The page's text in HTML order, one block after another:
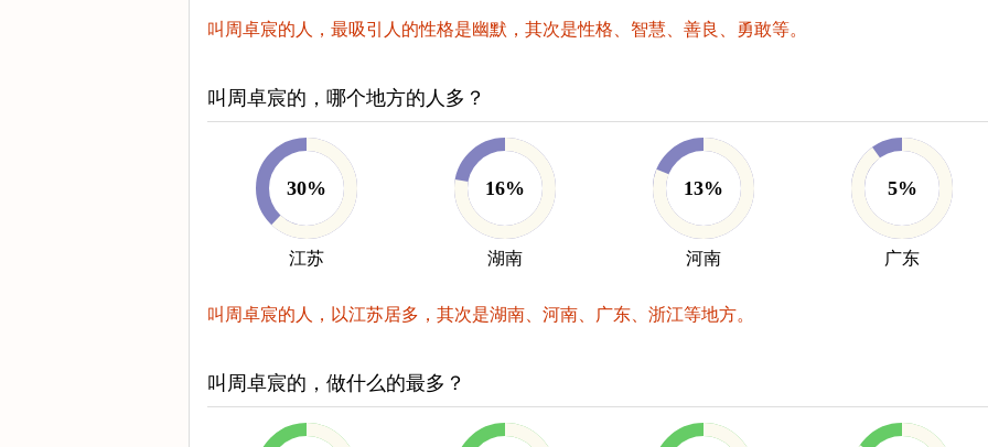
叫周卓宸的人，最吸引人的性格是幽默，其次是性格、智慧、善良、勇敢等。
叫周卓宸的，哪个地方的人多？
30%
江苏
16%
湖南
13%
河南
5%
广东
叫周卓宸的人，以江苏居多，其次是湖南、河南、广东、浙江等地方。
叫周卓宸的，做什么的最多？